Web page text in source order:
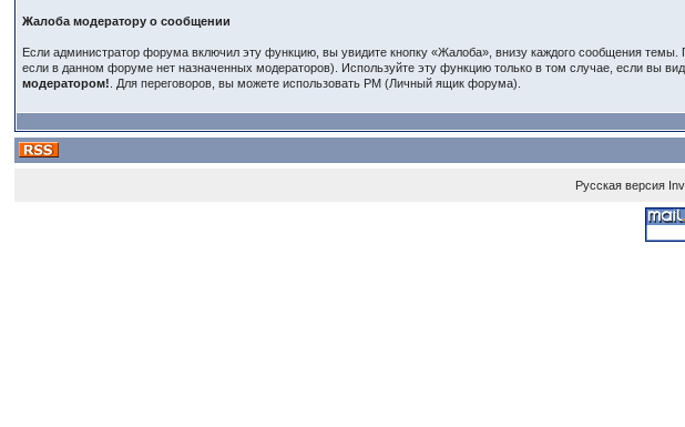
Жалоба модератору о сообщении
Если администратор форума включил эту функцию, вы увидите кнопку «Жалоба», внизу каждого сообщения
если в данном форуме нет назначенных модераторов). Используйте эту функцию только в том случае, если вы
модератором!
. Для переговоров, вы можете использовать PM (Личный ящик форума).
Русская версия